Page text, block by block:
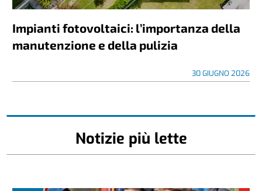
Impianti fotovoltaici: l’importanza della
manutenzione e della pulizia
30 GIUGNO 2026
Notizie più lette